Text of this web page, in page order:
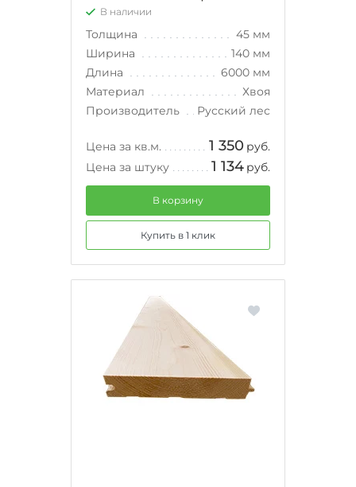
В наличии
Толщина
45 мм
Ширина
140 мм
Длина
6000 мм
Материал
Хвоя
Производитель
Русский лес
Цена за кв.м. 1 350 руб.
Цена за штуку
1 134 руб.
В корзину
Купить в 1 клик